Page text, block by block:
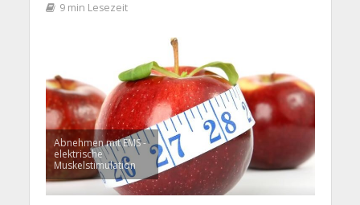
9 min Lesezeit
Abnehmen mit EMS -
elektrische
Muskelstimulation